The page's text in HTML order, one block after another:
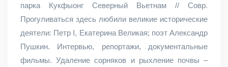
парка Кукфыонг Северный Вьетнам // Совр.
Прогуливаться здесь любили великие исторические
деятели: Петр I, Екатерина Великая; поэт Александр
Пушкин. Интервью, репортажи, документальные
фильмы. Удаление сорняков и рыхление почвы –